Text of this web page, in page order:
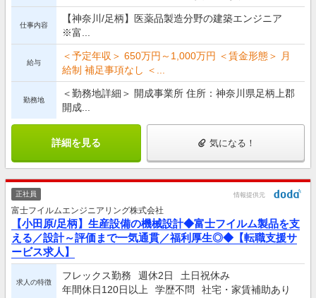
仕事内容
【神奈川/足柄】医薬品製造分野の建築エンジニア
※富...
給与
＜予定年収＞ 650万円～1,000万円 ＜賃金形態＞ 月
給制 補足事項なし ＜...
勤務地
＜勤務地詳細＞ 開成事業所 住所：神奈川県足柄上郡
開成...
詳細を見る 気になる！
正社員 情報提供元
富士フイルムエンジニアリング株式会社
【小田原/足柄】生産設備の機械設計◆富士フイルム製品を支
える／設計～評価まで一気通貫／福利厚生◎◆【転職支援サ
ービス求人】
求人の特徴
フレックス勤務 週休2日
土日祝休み
年間休日120日以上
学歴不問 社宅・家賃補助あり